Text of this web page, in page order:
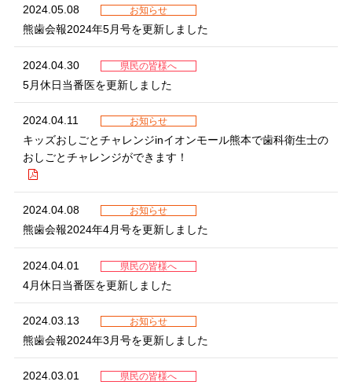
2024.05.08 お知らせ
熊歯会報2024年5月号を更新しました
2024.04.30 県民の皆様へ
5月休日当番医を更新しました
2024.04.11 お知らせ
キッズおしごとチャレンジinイオンモール熊本で歯科衛生士の
おしごとチャレンジができます！
2024.04.08 お知らせ
熊歯会報2024年4月号を更新しました
2024.04.01 県民の皆様へ
4月休日当番医を更新しました
2024.03.13 お知らせ
熊歯会報2024年3月号を更新しました
2024.03.01 県民の皆様へ